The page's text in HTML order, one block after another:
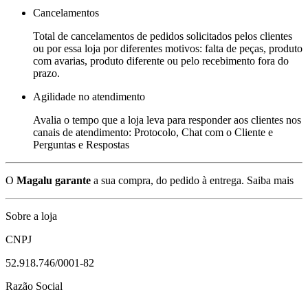
Cancelamentos
Total de cancelamentos de pedidos solicitados pelos clientes
ou por essa loja por diferentes motivos: falta de peças, produto
com avarias, produto diferente ou pelo recebimento fora do
prazo.
Agilidade no atendimento
Avalia o tempo que a loja leva para responder aos clientes nos
canais de atendimento: Protocolo, Chat com o Cliente e
Perguntas e Respostas
O Magalu garante a sua compra, do pedido à entrega. Saiba mais
Sobre a loja
CNPJ
52.918.746/0001-82
Razão Social